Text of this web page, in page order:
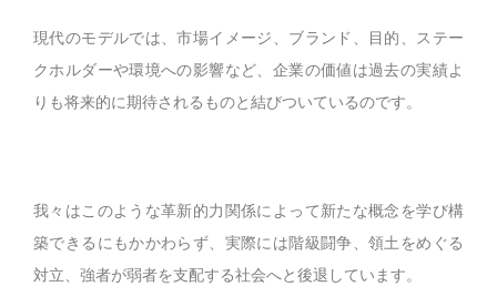
現代のモデルでは、市場イメージ、ブランド、目的、ステー
クホルダーや環境への影響など、企業の価値は過去の実績よ
りも将来的に期待されるものと結びついているのです。
我々はこのような革新的力関係によって新たな概念を学び構
築できるにもかかわらず、実際には階級闘争、領土をめぐる
対立、強者が弱者を支配する社会へと後退しています。